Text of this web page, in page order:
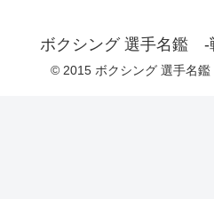
ボクシング 選手名鑑 -
© 2015 ボクシング 選手名